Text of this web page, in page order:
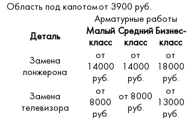
Область под капотомот 3900 руб.
Арматурные работы
Деталь
Малый
класс
Средний
класс
Бизнес-
класс
Замена
лонжерона
от
14000
руб.
от
14000
руб.
от
18000
руб.
Замена
телевизора
от
8000
руб.
от 8000
руб.
от
13000
руб.